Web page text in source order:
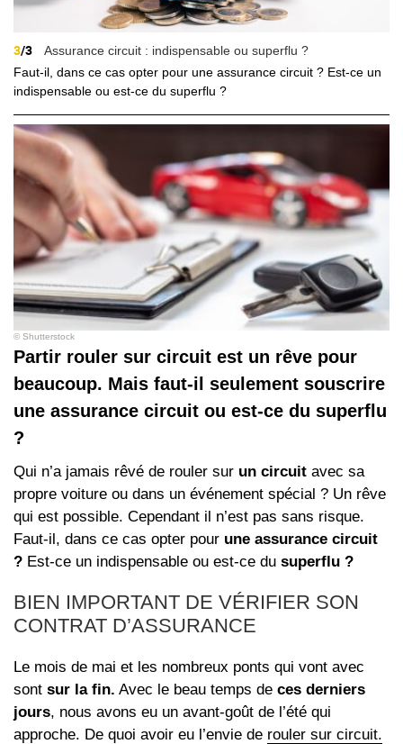
3/3
Assurance circuit : indispensable ou superflu ?
Faut-il, dans ce cas opter pour une assurance circuit ? Est-ce un
indispensable ou est-ce du superflu ?
© Shutterstock
Partir rouler sur circuit est un rêve pour
beaucoup. Mais faut-il seulement souscrire
une assurance circuit ou est-ce du superflu
?
Qui n’a jamais rêvé de rouler sur un circuit avec sa
propre voiture ou dans un événement spécial ? Un rêve
qui est possible. Cependant il n’est pas sans risque.
Faut-il, dans ce cas opter pour une assurance circuit
? Est-ce un indispensable ou est-ce du superflu ?
BIEN IMPORTANT DE VÉRIFIER SON
CONTRAT D’ASSURANCE
Le mois de mai et les nombreux ponts qui vont avec
sont sur la fin. Avec le beau temps de ces derniers
jours, nous avons eu un avant-goût de l’été qui
approche. De quoi avoir eu l’envie de rouler sur circuit.